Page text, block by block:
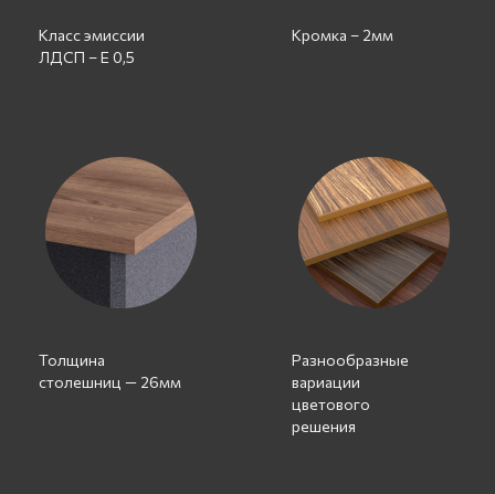
Класс эмиссии
ЛДСП – Е 0,5
Кромка – 2мм
Толщина
столешниц — 26мм
Разнообразные
вариации
цветового
решения